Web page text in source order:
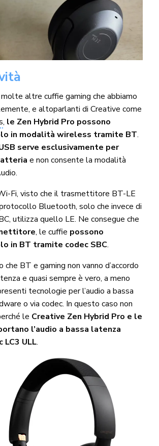
altre cuffie gaming che abbiamo
e altoparlanti di Creative come
, le Zen Hybrid Pro possono
in modalità wireless tramite BT.
serve esclusivamente per
e non consente la modalità
Fi, visto che il trasmettitore BT-LE
Bluetooth, solo che invece di
utilizza quello LE. Ne consegue che
, le cuffie possono
in BT tramite codec SBC.
che BT e gaming non vanno d’accordo
e quasi sempre è vero, a meno
tecnologie per l’audio a bassa
o via codec. In questo caso non
le Creative Zen Hybrid Pro e le
l’audio a bassa latenza
ULL.